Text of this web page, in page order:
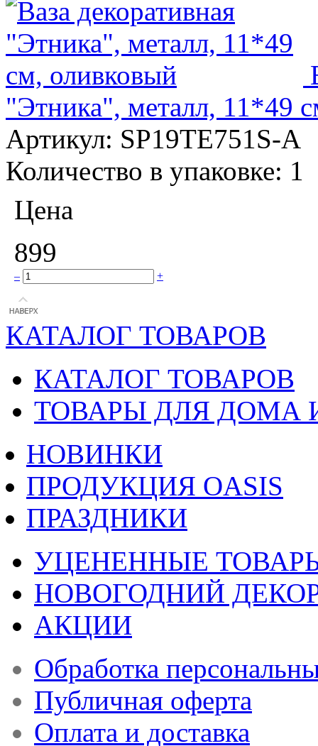
"Этника", металл, 11*49
Артикул: SP19TE751S-A
Количество в упаковке: 1
Цена
899
– +
КАТАЛОГ ТОВАРОВ
КАТАЛОГ ТОВАРОВ
ТОВАРЫ ДЛЯ ДОМА
НОВИНКИ
ПРОДУКЦИЯ OASIS
ПРАЗДНИКИ
УЦЕНЕННЫЕ
НОВОГОДНИЙ
АКЦИИ
Обработка
Публичная оферта
Оплата и доставка